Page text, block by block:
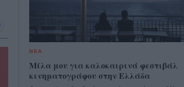
ΝΕΑ
Μίλα μου για καλοκαιρινά φεστιβάλ
κινηματογράφου στην Ελλάδα